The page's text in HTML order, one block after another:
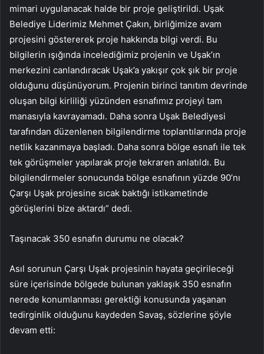
mimari uygulanacak halde bir proje geliştirildi. Uşak
Belediye Liderimiz Mehmet Çakın, birliğimize avam
projesini göstererek proje hakkında bilgi verdi. Bu
bilgilerin ışığında incelediğimiz projenin ve Uşak’ın
merkezini canlandıracak Uşak’a yakışır çok şık bir proje
olduğunu düşünüyorum. Projenin birinci tanıtım devrinde
oluşan bilgi kirliliği yüzünden esnafımız projeyi tam
manasıyla kavrayamadı. Daha sonra Uşak Belediyesi
tarafından düzenlenen bilgilendirme toplantılarında proje
netlik kazanmaya başladı. Daha sonra bölge esnafı ile tek
tek görüşmeler yapılarak proje tekraren anlatıldı. Bu
bilgilendirmeler sonucunda bölge esnafının yüzde 90’nı
Çarşı Uşak projesine sıcak baktığı istikametinde
görüşlerini bize aktardı” dedi.
Taşınacak 350 esnafın durumu ne olacak?
Asıl sorunun Çarşı Uşak projesinin hayata geçirileceği
süre içerisinde bölgede bulunan yaklaşık 350 esnafın
nerede konumlanması gerektiği konusunda yaşanan
tedirginlik olduğunu kaydeden Savaş, sözlerine şöyle
devam etti: